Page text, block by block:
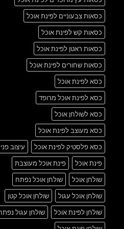
כסאות צבעוניים לפינת אוכל
כסאות קש לפינת אוכל
כסאות ראטן לפינת אוכל
כסאות שחורים לפינת אוכל
כסא לפינת אוכל
כסא לפינת אוכל מרופד
כסא לשולחן אוכל
כסא מעוצב לפינת אוכל
כסא פלסטיק לפינת אוכל
עיצוב
פינת אוכל
פינת אוכל מעוצבת
שולחן אוכל
שולחן אוכל נפתח
שולחן אוכל עגול
שולחן אוכל קטן
שולחן לפינת אוכל
שולחן עגול